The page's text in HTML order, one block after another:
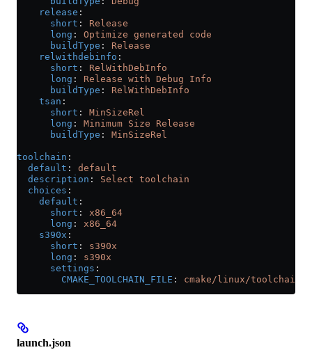
    release
:
      short
: Release
      long
: Optimize generated code
      buildType
: Release
    relwithdebinfo
:
      short
: RelWithDebInfo
      long
: Release with Debug Info
      buildType
: RelWithDebInfo
    tsan
:
      short
: MinSizeRel
      long
: Minimum Size Release
      buildType
: MinSizeRel
toolchain :
  default
: default
  description
: Select toolchain
  choices
:
    default
:
      short
: x86_64
      long
: x86_64
    s390x
:
      short
: s390x
      long
: s390x
      settings
:
        CMAKE_TOOLCHAIN_FILE
: cmake/linux/toolchain-
launch.json